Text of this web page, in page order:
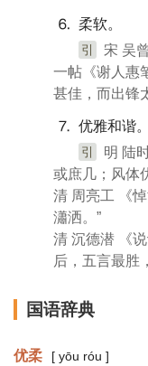
⒍ 柔软。
引
宋 吴
一帖《谢人惠
甚佳，而出锋
⒎ 优雅和谐。
引
明 陆
或庶几；风体
清 周亮工 《
瀟洒。”
清 沉德潜 《
后，五言最胜
国语辞典
优柔 [ yōu róu ]